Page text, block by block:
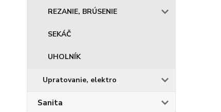
REZANIE, BRÚSENIE
SEKÁČ
UHOLNÍK
Upratovanie, elektro
Sanita